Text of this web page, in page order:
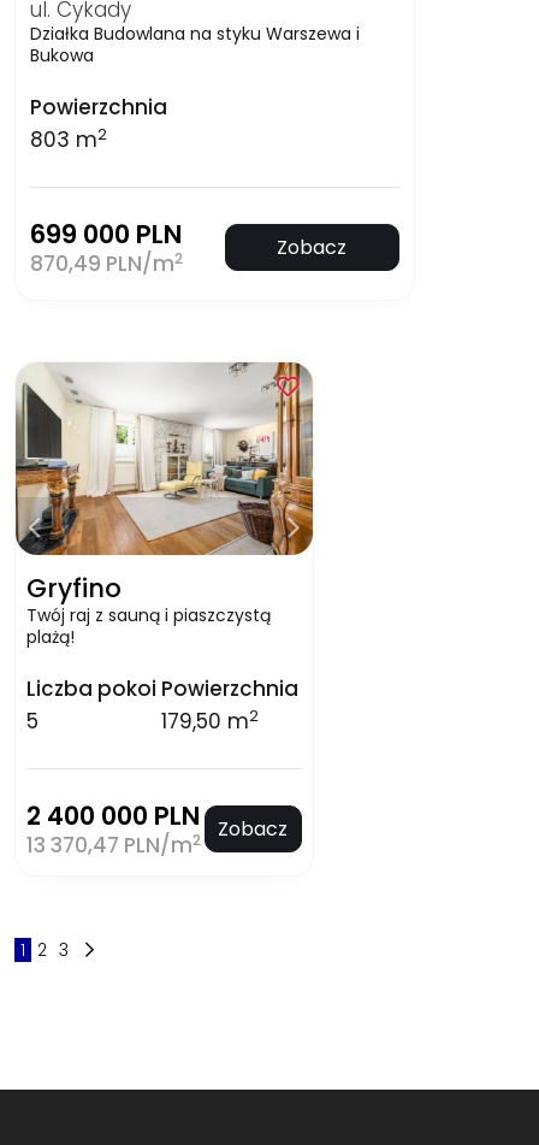
ul. Cykady
Działka Budowlana na styku Warszewa i
Bukowa
Powierzchnia
803 m2
699 000 PLN
870,49 PLN/m2 Zobacz
Gryfino
Twój raj z sauną i piaszczystą
plażą!
Liczba pokoi
5
Powierzchnia
179,50 m2
2 400 000 PLN
13 370,47 PLN/m2 Zobacz
1 2 3